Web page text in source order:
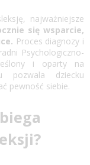
najważniejsze
się wsparcie,
Proces diagnozy i
Psychologiczno-
i oparty na
pozwala dziecku
pewność siebie.